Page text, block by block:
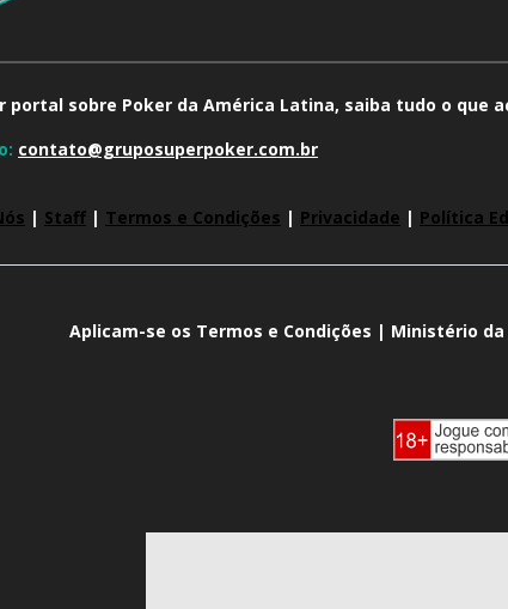
portal sobre Poker da América Latina, saiba tudo o
contato@gruposuperpoker.com.br
| Staff | Termos e Condições | Privacidade | Política
Aplicam-se os Termos e Condições | Ministério